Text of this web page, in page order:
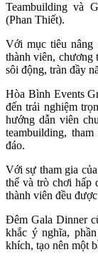
Teambuilding và
(Phan Thiết).
Với mục tiêu nâng
thành viên, chương
sôi động, tràn đầy
Hòa Bình Events
đến trải nghiệm
hướng dẫn viên
teambuilding,
đáo.
Với sự tham gia
thể và trò chơi hấp
thành viên đều
Đêm Gala Dinner
khắc ý nghĩa,
khích, tạo nên một